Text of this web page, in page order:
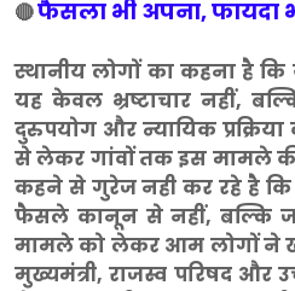
🔴फैसला भी अपना, फायदा
स्थानीय लोगों का कहना है कि
यह केवल भ्रष्टाचार नहीं,
दुरुपयोग और न्यायिक प्रक्रिया
से लेकर गांवों तक इस मामले की
कहने से गुरेज नही कर रहे है
फैसले कानून से नहीं, बल्कि
मामले को लेकर आम लोगों ने
मुख्यमंत्री, राजस्व परिषद और